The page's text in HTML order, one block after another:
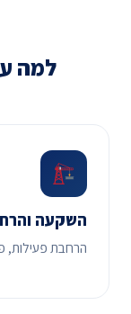
למה
השקעה
הרחבת פעילות,